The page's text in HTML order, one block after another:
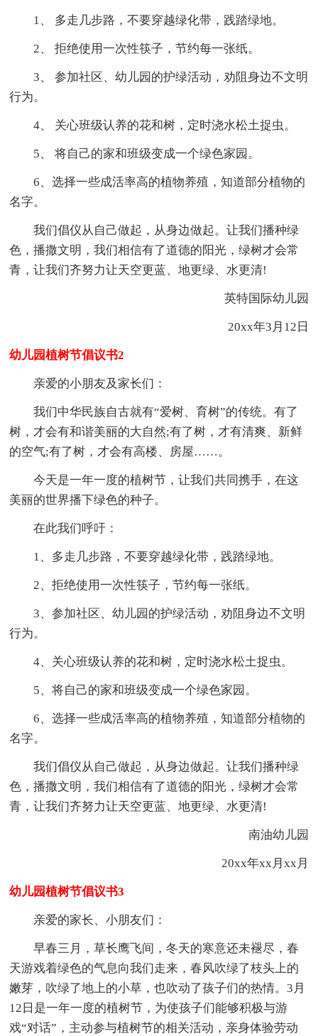
1、 多走几步路，不要穿越绿化带，践踏绿地。
2、 拒绝使用一次性筷子，节约每一张纸。
3、 参加社区、幼儿园的护绿活动，劝阻身边不文明
行为。
4、 关心班级认养的花和树，定时浇水松土捉虫。
5、 将自己的家和班级变成一个绿色家园。
6、选择一些成活率高的植物养殖，知道部分植物的
名字。
我们倡仪从自己做起，从身边做起。让我们播种绿
色，播撒文明，我们相信有了道德的阳光，绿树才会常
青，让我们齐努力让天空更蓝、地更绿、水更清!
英特国际幼儿园
20xx年3月12日
幼儿园植树节倡议书2
亲爱的小朋友及家长们：
我们中华民族自古就有“爱树、育树”的传统。有了
树，才会有和谐美丽的大自然;有了树，才有清爽、新鲜
的空气;有了树，才会有高楼、房屋……。
今天是一年一度的植树节，让我们共同携手，在这
美丽的世界播下绿色的种子。
在此我们呼吁：
1、多走几步路，不要穿越绿化带，践踏绿地。
2、拒绝使用一次性筷子，节约每一张纸。
3、参加社区、幼儿园的护绿活动，劝阻身边不文明
行为。
4、关心班级认养的花和树，定时浇水松土捉虫。
5、将自己的家和班级变成一个绿色家园。
6、选择一些成活率高的植物养殖，知道部分植物的
名字。
我们倡仪从自己做起，从身边做起。让我们播种绿
色，播撒文明，我们相信有了道德的阳光，绿树才会常
青，让我们齐努力让天空更蓝、地更绿、水更清!
南油幼儿园
20xx年xx月xx月
幼儿园植树节倡议书3
亲爱的家长、小朋友们：
早春三月，草长鹰飞间，冬天的寒意还未褪尽，春
天游戏着绿色的气息向我们走来，春风吹绿了枝头上的
嫩芽，吹绿了地上的小草，也吹动了孩子们的热情。3月
12日是一年一度的植树节，为使孩子们能够积极与游
戏“对话”，主动参与植树节的相关活动，亲身体验劳动